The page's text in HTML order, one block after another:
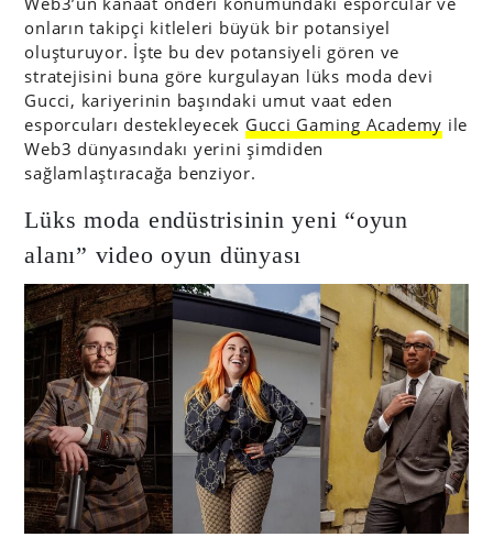
onların takipçi kitleleri büyük bir potansiyel
oluşturuyor. İşte bu dev potansiyeli gören ve
stratejisini buna göre kurgulayan lüks moda devi
Gucci, kariyerinin başındaki umut vaat eden
esporcuları destekleyecek Gucci Gaming Academy ile
Web3 dünyasındakı yerini şimdiden
sağlamlaştıracağa benziyor.
Lüks moda endüstrisinin yeni “oyun
alanı” video oyun dünyası